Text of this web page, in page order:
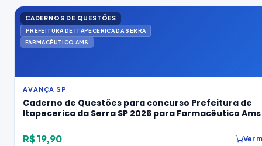
CADERNOS DE QUESTÕES
PREFEITURA DE ITAPECERICA DA SERRA
FARMACÊUTICO AMS
AVANÇA SP
Caderno de Questões para concurso Prefeitura de
Itapecerica da Serra SP 2026 para Farmacêutico Ams
R$ 19,90 Ver